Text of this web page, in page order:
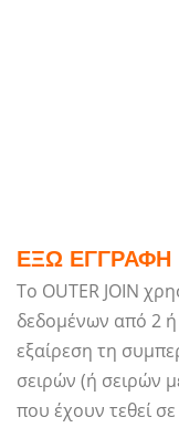
ΕΞΩ ΕΓΓΡΑΦΗ
Το OUTER JOIN
δεδομένων από 2 ή
εξαίρεση τη
σειρών (ή σειρών
που έχουν τεθεί